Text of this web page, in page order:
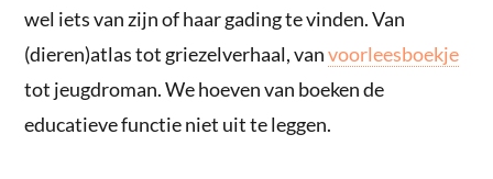
wel iets van zijn of haar gading te vinden. Van
(dieren)atlas tot griezelverhaal, vanvoorleesboekje
tot jeugdroman. We hoeven van boeken de
educatieve functie niet uit te leggen.